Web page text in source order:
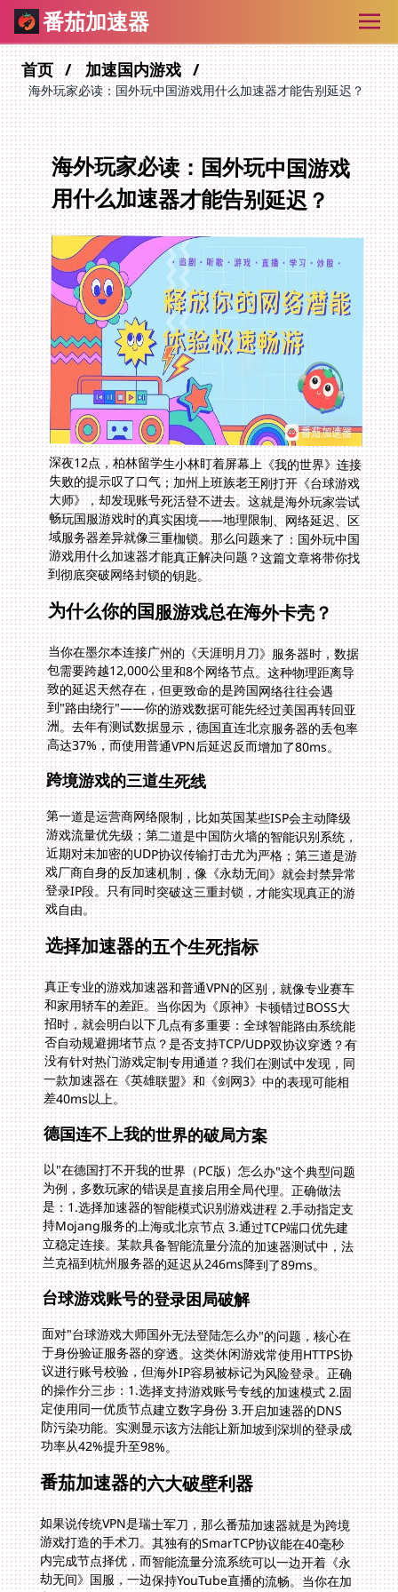
番茄加速器
首页 加速国内游戏
海外玩家必读：国外玩中国游戏用什么加速器才能告别延迟？
海外玩家必读：国外玩中国游戏
用什么加速器才能告别延迟？
深夜12点，柏林留学生小林盯着屏幕上《我的世界》连接
失败的提示叹了口气；加州上班族老王刚打开《台球游戏
大师》，却发现账号死活登不进去。这就是海外玩家尝试
畅玩国服游戏时的真实困境——地理限制、网络延迟、区
域服务器差异就像三重枷锁。那么问题来了：国外玩中国
游戏用什么加速器才能真正解决问题？这篇文章将带你找
到彻底突破网络封锁的钥匙。
为什么你的国服游戏总在海外卡壳？
当你在墨尔本连接广州的《天涯明月刀》服务器时，数据
包需要跨越12,000公里和8个网络节点。这种物理距离导
致的延迟天然存在，但更致命的是跨国网络往往会遇
到"路由绕行"——你的游戏数据可能先经过美国再转回亚
洲。去年有测试数据显示，德国直连北京服务器的丢包率
高达37%，而使用普通VPN后延迟反而增加了80ms。
跨境游戏的三道生死线
第一道是运营商网络限制，比如英国某些ISP会主动降级
游戏流量优先级；第二道是中国防火墙的智能识别系统，
近期对未加密的UDP协议传输打击尤为严格；第三道是游
戏厂商自身的反加速机制，像《永劫无间》就会封禁异常
登录IP段。只有同时突破这三重封锁，才能实现真正的游
戏自由。
选择加速器的五个生死指标
真正专业的游戏加速器和普通VPN的区别，就像专业赛车
和家用轿车的差距。当你因为《原神》卡顿错过BOSS大
招时，就会明白以下几点有多重要：全球智能路由系统能
否自动规避拥堵节点？是否支持TCP/UDP双协议穿透？有
没有针对热门游戏定制专用通道？我们在测试中发现，同
一款加速器在《英雄联盟》和《剑网3》中的表现可能相
差40ms以上。
德国连不上我的世界的破局方案
以"在德国打不开我的世界（PC版）怎么办"这个典型问题
为例，多数玩家的错误是直接启用全局代理。正确做法
是：1.选择加速器的智能模式识别游戏进程 2.手动指定支
持Mojang服务的上海或北京节点 3.通过TCP端口优先建
立稳定连接。某款具备智能流量分流的加速器测试中，法
兰克福到杭州服务器的延迟从246ms降到了89ms。
台球游戏账号的登录困局破解
面对"台球游戏大师国外无法登陆怎么办"的问题，核心在
于身份验证服务器的穿透。这类休闲游戏常使用HTTPS协
议进行账号校验，但海外IP容易被标记为风险登录。正确
的操作分三步：1.选择支持游戏账号专线的加速模式 2.固
定使用同一优质节点建立数字身份 3.开启加速器的DNS
防污染功能。实测显示该方法能让新加坡到深圳的登录成
功率从42%提升至98%。
番茄加速器的六大破壁利器
如果说传统VPN是瑞士军刀，那么番茄加速器就是为跨境
游戏打造的手术刀。其独有的SmarTCP协议能在40毫秒
内完成节点择优，而智能流量分流系统可以一边开着《永
劫无间》国服，一边保持YouTube直播的流畅。当你在加
拿大温哥华使用100M独享带宽时，《逆水寒》的帧率波